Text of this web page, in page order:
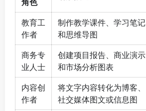
教育工
作者
制作教学课件、学习笔记
和思维导图
商务专
业人士
创建项目报告、商业演示
和市场分析图表
内容创
作者
将文字内容转化为博客、
社交媒体图文或信息图